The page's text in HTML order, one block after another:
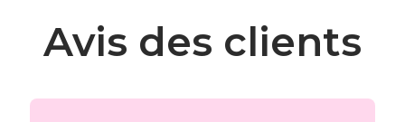
Avis des clients